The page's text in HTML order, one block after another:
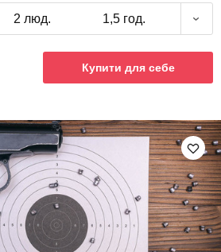
2 люд. 1,5 год.
Купити для себе